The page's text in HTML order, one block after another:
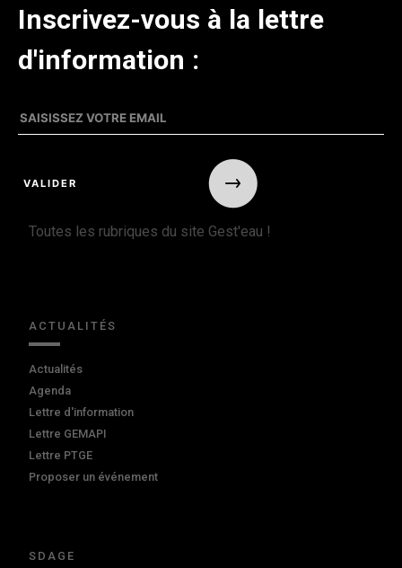
Inscrivez-vous à la lettre
d'information :
Toutes les rubriques du site Gest'eau !
ACTUALITÉS
Actualités
Agenda
Lettre d'information
Lettre GEMAPI
Lettre PTGE
Proposer un événement
SDAGE